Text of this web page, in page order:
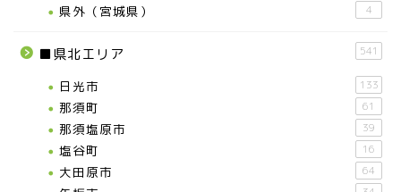
県外（宮城県） 4
■県北エリア 541
日光市 133
那須町 61
那須塩原市 39
塩谷町 16
大田原市 64